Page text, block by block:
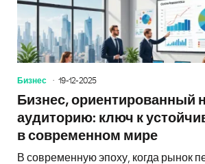
Бизнес 19-12-2025
Бизнес, ориентированный
аудиторию: ключ к
в современном мире
В современную эпоху, когда рынок